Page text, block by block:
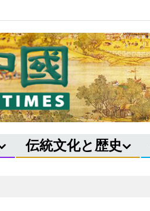
伝統文化と歴史